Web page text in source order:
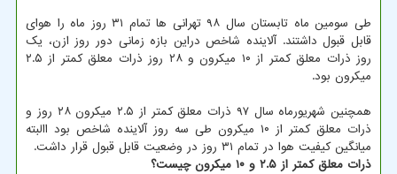
طی سومین ماه تابستان سال ۹۸ تهرانی ها تمام ۳۱ روز ماه را هوای
قابل قبول داشتند. آلاینده شاخص دراین بازه زمانی دور روز ازن، یک
روز ذرات معلق کمتر از ۱۰ میکرون و ۲۸ روز ذرات معلق کمتر از ۲.۵
میکرون بود.
همچنین شهریورماه سال ۹۷ ذرات معلق کمتر از ۲.۵ میکرون ۲۸ روز و
ذرات معلق کمتر از ۱۰ میکرون طی سه روز آلاینده شاخص بود االبته
میانگین کیفیت هوا در تمام ۳۱ روز در وضعیت قابل قبول قرار داشت.
ذرات معلق کمتر از ۲.۵ و ۱۰ میکرون چیست؟